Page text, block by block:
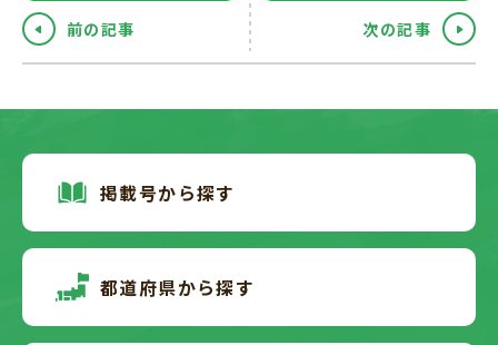
前の記事 次の記事
掲載号から探す
都道府県から探す